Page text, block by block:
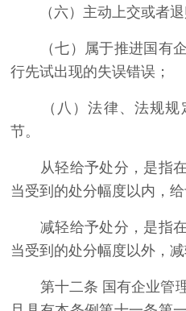
（六）主动上交或者退
（七）属于推进国有企
行先试出现的失误错误；
（八）法律、法规规
节。
从轻给予处分，是指在
当受到的处分幅度以内，给
减轻给予处分，是指在
当受到的处分幅度以外，减
第十二条 国有企业管理